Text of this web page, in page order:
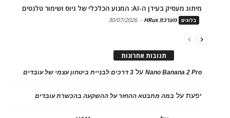
מיתוג מעסיק בעידן ה-AI: המנוע הכלכלי של גיוס ושימור טלנטים
בלוגים מערכת HRus -
30/07/2026
תגובות אחרונות
Nano Banana 2 Proעל 3 דרכים לבניית ביטחון עצמי של עובדים
יפעתעל במה מתבטא ההחזר על ההשקעה בהכשרת עובדים